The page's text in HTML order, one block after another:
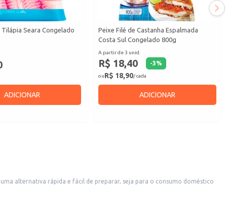
Tilápia Seara Congelado
ADICIONAR
Peixe Filé de Castanha Espalmada
Costa Sul Congelado 800g
A partir de 3 unid.
R$ 18,40 -3%
ouR$ 18,90/ cada
ADICIONAR
alternativa rápida e fácil de preparar, seja para o consumo doméstico